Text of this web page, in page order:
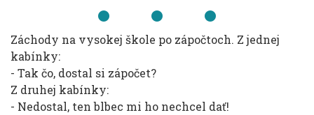
Záchody na vysokej škole po zápočtoch. Z jednej
kabínky:
- Tak čo, dostal si zápočet?
Z druhej kabínky:
- Nedostal, ten blbec mi ho nechcel dať!